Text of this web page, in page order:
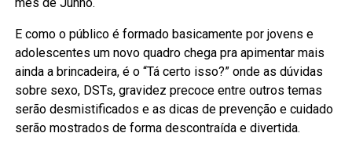
E como o público é formado basicamente por jovens e
adolescentes um novo quadro chega pra apimentar mais
ainda a brincadeira, é o “Tá certo isso?” onde as dúvidas
sobre sexo, DSTs, gravidez precoce entre outros temas
serão desmistificados e as dicas de prevenção e cuidado
serão mostrados de forma descontraída e divertida.